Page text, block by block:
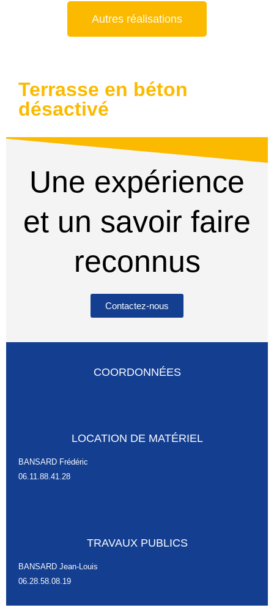
Autres réalisations
Terrasse en béton
désactivé
Une expérience
et un savoir faire
reconnus
Contactez-nous
COORDONNÉES
LOCATION DE MATÉRIEL
BANSARD Frédéric
06.11.88.41.28
TRAVAUX PUBLICS
BANSARD Jean-Louis
06.28.58.08.19